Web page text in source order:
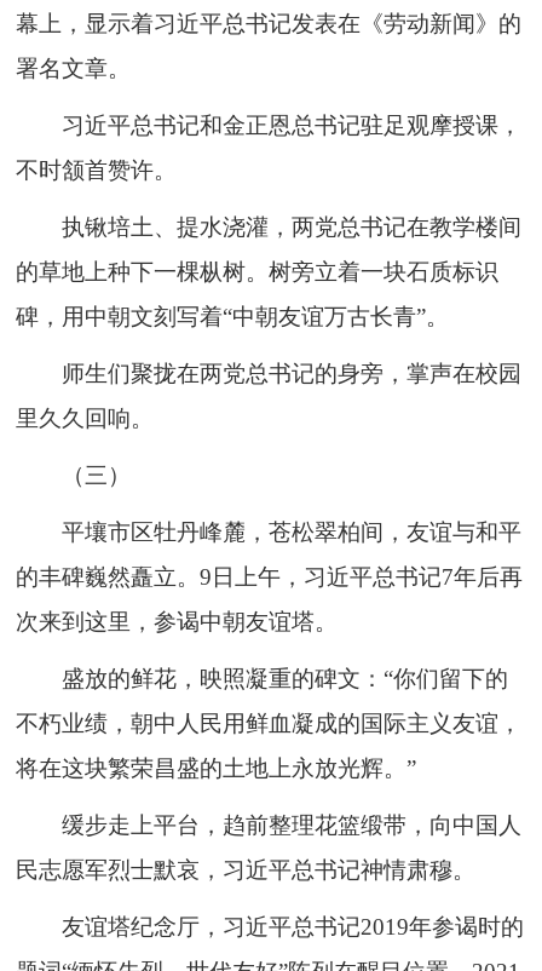
幕上，显示着习近平总书记发表在《劳动新闻》的
署名文章。
习近平总书记和金正恩总书记驻足观摩授课，
不时颔首赞许。
执锹培土、提水浇灌，两党总书记在教学楼间
的草地上种下一棵枞树。树旁立着一块石质标识
碑，用中朝文刻写着“中朝友谊万古长青”。
师生们聚拢在两党总书记的身旁，掌声在校园
里久久回响。
（三）
平壤市区牡丹峰麓，苍松翠柏间，友谊与和平
的丰碑巍然矗立。9日上午，习近平总书记7年后再
次来到这里，参谒中朝友谊塔。
盛放的鲜花，映照凝重的碑文：“你们留下的
不朽业绩，朝中人民用鲜血凝成的国际主义友谊，
将在这块繁荣昌盛的土地上永放光辉。”
缓步走上平台，趋前整理花篮缎带，向中国人
民志愿军烈士默哀，习近平总书记神情肃穆。
友谊塔纪念厅，习近平总书记2019年参谒时的